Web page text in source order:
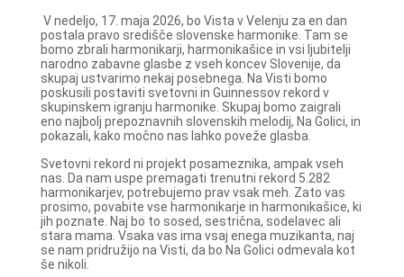
V nedeljo, 17. maja 2026, bo Vista v Velenju za en dan
postala pravo središče slovenske harmonike. Tam se
bomo zbrali harmonikarji, harmonikašice in vsi ljubitelji
narodno zabavne glasbe z vseh koncev Slovenije, da
skupaj ustvarimo nekaj posebnega. Na Visti bomo
poskusili postaviti svetovni in Guinnessov rekord v
skupinskem igranju harmonike. Skupaj bomo zaigrali
eno najbolj prepoznavnih slovenskih melodij, Na Golici, in
pokazali, kako močno nas lahko poveže glasba.
Svetovni rekord ni projekt posameznika, ampak vseh
nas. Da nam uspe premagati trenutni rekord 5.282
harmonikarjev, potrebujemo prav vsak meh. Zato vas
prosimo, povabite vse harmonikarje in harmonikašice, ki
jih poznate. Naj bo to sosed, sestrična, sodelavec ali
stara mama. Vsaka vas ima vsaj enega muzikanta, naj
se nam pridružijo na Visti, da bo Na Golici odmevala kot
še nikoli.